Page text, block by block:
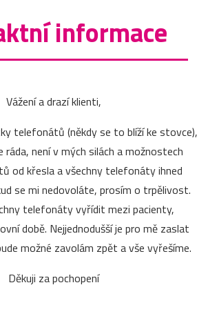
informace
Vážení a drazí klienti,
telefonátů (někdy se to blíží ke stovce),
ráda, není v mých silách a možnostech
od křesla a všechny telefonáty ihned
se mi nedovoláte, prosím o trpělivost.
telefonáty vyřídit mezi pacienty,
době. Nejjednodušší je pro mě zaslat
možné zavolám zpět a vše vyřešíme.
Děkuji za pochopení